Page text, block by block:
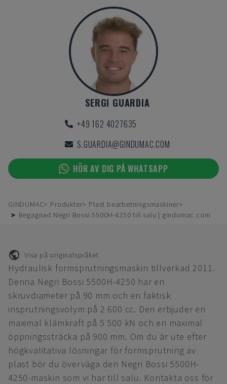
SERGI GUARDIA
+49 162 4027635
S.GUARDIA@GINDUMAC.COM
HÖR AV DIG PÅ WHATSAPP
GINDUMAC Produkter
Plast bearbetningsmaskiner
➤ Begagnad Negri Bossi 5500H-4250 till salu | gindumac.com
Visa på originalspråket
Hydraulisk formsprutningsmaskin tillverkad 2011.
Denna Negri Bossi 5500H-4250 har en
skruvdiameter på 90 mm och en faktisk
insprutningsvolym på 2 600 cc. Den erbjuder en
maximal klämkraft på 5 500 kN och en maximal
öppningssträcka på 900 mm. Om du är ute efter
högkvalitativa lösningar för formsprutning av
plast bör du överväga den Negri Bossi 5500H-
4250-maskin som vi har till salu. Kontakta oss för